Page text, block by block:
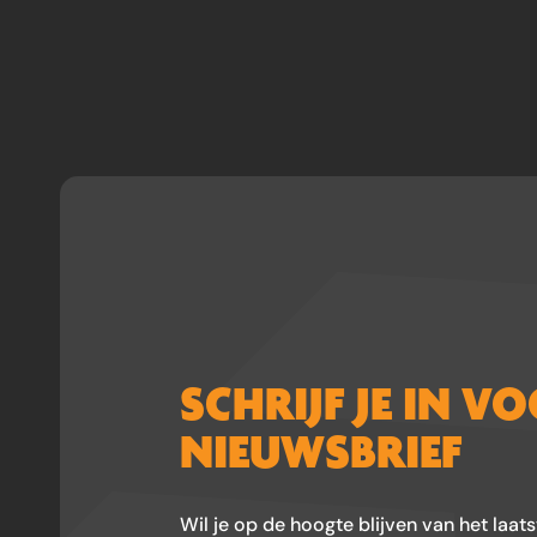
SCHRIJF JE IN
NIEUWSBRIEF
Wil je op de hoogte blijven van het